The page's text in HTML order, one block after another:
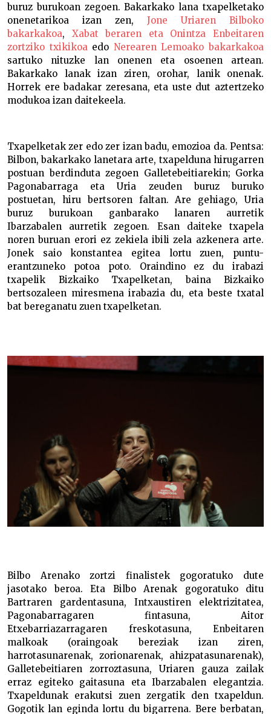
buruz burukoan zegoen. Bakarkako lana txapelketako
onenetarikoa izan zen, Jone Uriaren Bilboko
bakarkakoa, Xabat beraren eta Onintza Enbeitaren
zortziko txikikoa edo Nerearen Lemoako bakarkakoa
sartuko nituzke lan onenen eta osoenen artean.
Bakarkako lanak izan ziren, orohar, lanik onenak.
Horrek ere badakar zeresana, eta uste dut aztertzeko
modukoa izan daitekeela.
Txapelketak zer edo zer izan badu, emozioa da. Pentsa:
Bilbon, bakarkako lanetara arte, txapelduna hirugarren
postuan berdinduta zegoen Galletebeitiarekin; Gorka
Pagonabarraga eta Uria zeuden buruz buruko
postuetan, hiru bertsoren faltan. Are gehiago, Uria
buruz burukoan ganbarako lanaren aurretik
Ibarzabalen aurretik zegoen. Esan daiteke txapela
noren buruan erori ez zekiela ibili zela azkenera arte.
Jonek saio konstantea egitea lortu zuen, puntu-
erantzuneko potoa poto. Oraindino ez du irabazi
txapelik Bizkaiko Txapelketan, baina Bizkaiko
bertsozaleen miresmena irabazia du, eta beste txatal
bat bereganatu zuen txapelketan.
Bilbo Arenako zortzi finalistek gogoratuko dute
jasotako beroa. Eta Bilbo Arenak gogoratuko ditu
Bartraren gardentasuna, Intxaustiren elektrizitatea,
Pagonabarragaren fintasuna, Aitor
Etxebarriazarragaren freskotasuna, Enbeitaren
malkoak (oraingoak bereziak izan ziren,
harrotasunarenak, zorionarenak, ahizpatasunarenak),
Galletebeitiaren zorroztasuna, Uriaren gauza zailak
erraz egiteko gaitasuna eta Ibarzabalen elegantzia.
Txapeldunak erakutsi zuen zergatik den txapeldun.
Gogotik lan eginda lortu du bigarrena. Bere berbatan,